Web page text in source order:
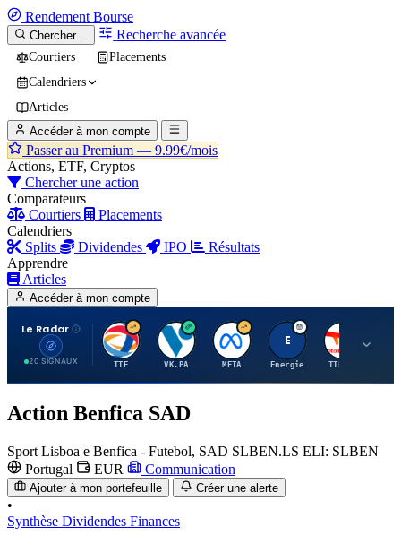
Rendement Bourse
Chercher… Recherche avancée
Courtiers
Placements
Calendriers
Articles
Accéder à mon compte
Passer au Premium — 9.99€/mois
Actions, ETF, Cryptos
Chercher une action
Comparateurs
Courtiers
Placements
Calendriers
Splits
Dividendes IPO
Résultats
Apprendre
Articles
Accéder à mon compte
Le Radar
20 SIGNAUX
T
TTE
V
VK.PA
M
META
E
Energie
T
TTE.PA
Action Benfica SAD
Sport Lisboa e Benfica - Futebol, SAD SLBEN.LS ELI: SLBEN
Portugal
EUR Communication
Ajouter à mon portefeuille Créer une alerte
•
Synthèse Dividendes Finances